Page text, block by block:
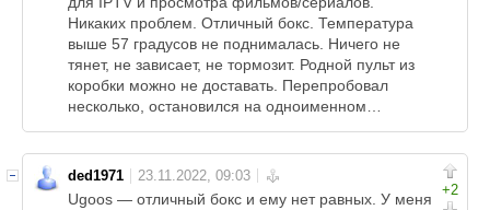
Никаких проблем. Отличный бокс. Температура
выше 57 градусов не поднималась. Ничего не
тянет, не зависает, не тормозит. Родной пульт из
коробки можно не доставать. Перепробовал
несколько, остановился на одноименном…
+2
ded1971
Ugoos — отличный бокс и ему нет равных. У меня